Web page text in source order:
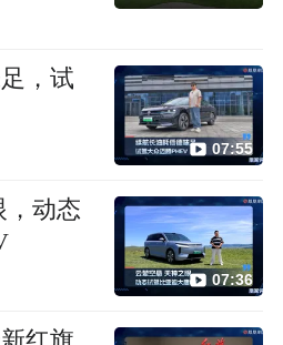
，试
07:55
，动态
07:36